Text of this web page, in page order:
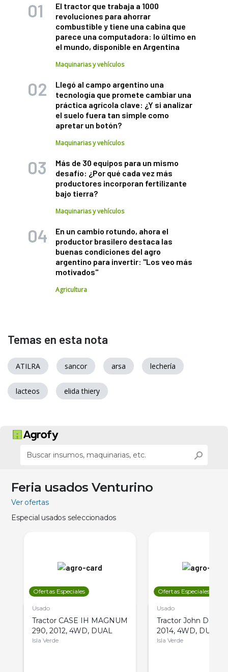
El tractor que trabaja a 1000
revoluciones para ahorrar
combustible y tiene una cabina que
parece una computadora: lo último en
el mundo, disponible en Argentina
Maquinarias y vehículos
Llegó al campo argentino una
tecnología que promete cambiar una
práctica agrícola clave: ¿Y si analizar
el suelo fuera tan simple como
apretar un botón?
Maquinarias y vehículos
Más de 30 equipos para un mismo
desafío: ¿Por qué cada vez más
productores incorporan fertilizante
bajo tierra?
Maquinarias y vehículos
En un cambio rotundo, ahora el
productor brasilero destaca las
buenas condiciones del agro
argentino para invertir: "Los veo más
motivados"
Agricultura
Temas en esta nota
ATILRA sancor arsa lechería
lacteos elida thiery
Feria usados Venturino
Ver ofertas
Especial usados seleccionados
Ofertas Especiales
Usado
Tractor CASE IH MAGNUM
290, 2012, 4WD, DUAL
Isla Verde
Ofertas Especiales
Usado
Tractor John Deere
2014, 4WD, DUAL
Isla Verde